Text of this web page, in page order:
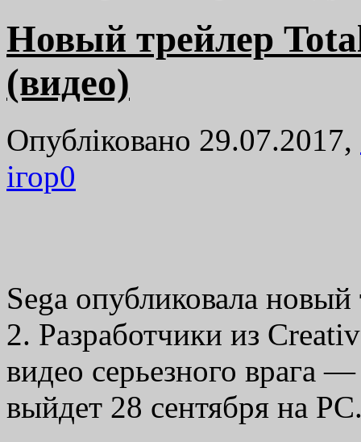
Новый трейлер
(видео)
Опубліковано 29.07.2017,
ігор0
Sega опубликовала
2. Разработчики из
видео серьезного врага
выйдет 28 сентября на